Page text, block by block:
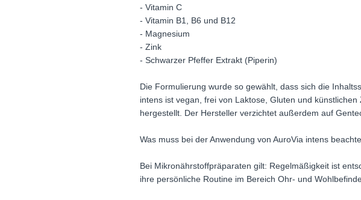
- Vitamin C
- Vitamin B1, B6 und B12
- Magnesium
- Zink
- Schwarzer Pfeffer Extrakt (Piperin)
Die Formulierung wurde so gewählt, dass sich die
intens ist vegan, frei von Laktose, Gluten und
hergestellt. Der Hersteller verzichtet außerdem auf
Was muss bei der Anwendung von AuroVia intens
Bei Mikronährstoffpräparaten gilt: Regelmäßigkeit ist
ihre persönliche Routine im Bereich Ohr- und